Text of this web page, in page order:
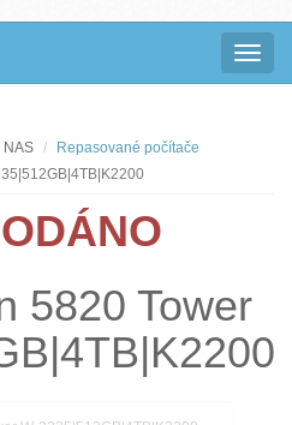
NAS
Repasované počítače
5820 Tower